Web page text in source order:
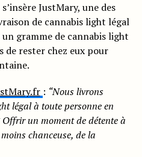
JustMary, une des
de cannabis light légal
gramme de cannabis light
de rester chez eux pour
: “Nous livrons
légal à toute personne en
Offrir un moment de détente à
chanceuse, de la